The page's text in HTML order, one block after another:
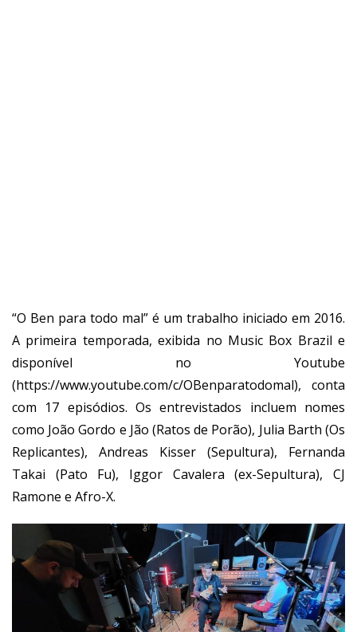
“O Ben para todo mal” é um trabalho iniciado em 2016.
A primeira temporada, exibida no Music Box Brazil e
disponível no Youtube
(https://www.youtube.com/c/OBenparatodomal), conta
com 17 episódios. Os entrevistados incluem nomes
como João Gordo e Jão (Ratos de Porão), Julia Barth (Os
Replicantes), Andreas Kisser (Sepultura), Fernanda
Takai (Pato Fu), Iggor Cavalera (ex-Sepultura), CJ
Ramone e Afro-X.